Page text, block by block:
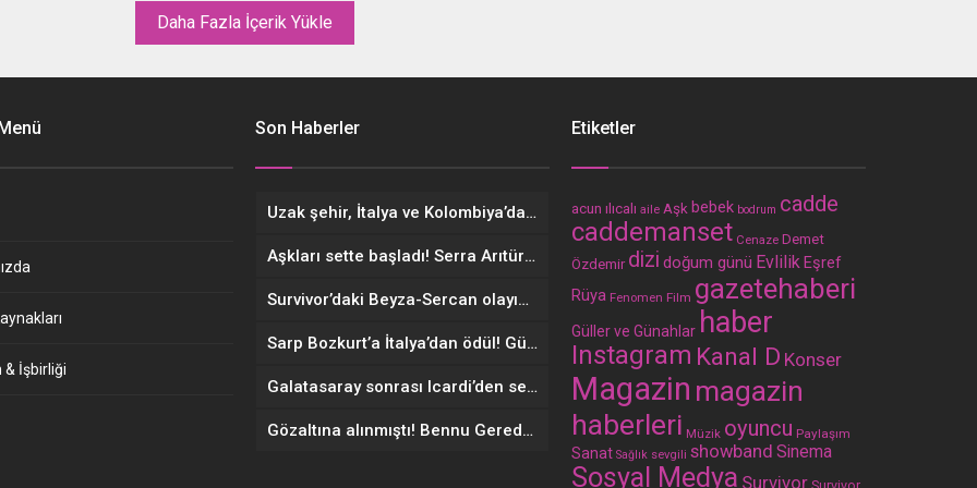
satarak hayata adetaDaha Fazla İçerik Yükle
& İşbirliği
Son Haberler
Uzak şehir, İtalya ve Kolombiya’da zirvede
Aşkları sette başladı! Serra Arıtürk’ten sevgilisi Aytaç Şaşmaz’a romantik kutlama
Survivor’daki Beyza-Sercan olayının perde arkası! İlk kez anlattı
Sarp Bozkurt’a İtalya’dan ödül! Güzel haberi sahnede aldı: Allah’ım oldu
Galatasaray sonrası Icardi’den sert çıkış: Beni eleştirenler sadece aptallar
Gözaltına alınmıştı! Bennu Gerede hakkında karar
Etiketler
acun ılıcalı aile Aşk bebek bodrum cadde
caddemanset Cenaze Demet
Özdemir dizi doğum günü Evlilik Eşref
Rüya Fenomen Film gazetehaberi
Güller ve Günahlar haber
Instagram Kanal D Konser
Magazin magazin
haberleri Müzik oyuncu Paylaşım
Sanat Sağlık sevgili showband Sinema
Sosyal Medya Survivor